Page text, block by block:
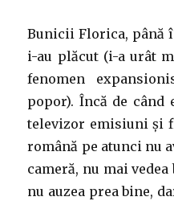
Bunicii Florica, până
i-au plăcut (i-a urât
fenomen
popor). Încă de
televizor emisiuni și
română pe atunci nu
cameră, nu mai
nu auzea prea bine,